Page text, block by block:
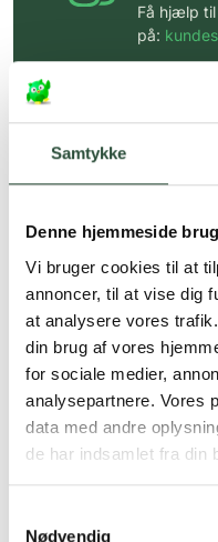
Samtykke
Denne hjemmeside
Vi bruger cookies til at
annoncer, til at vise dig
at analysere vores
din brug af vores
for sociale medier,
analysepartnere. Vores
data med andre
de har indsamlet fra din
Nødvendig
Få hjælp
på:
Hurtig
Hurtigt
Faste
Stort
Vi
cremer,
produkter
Læs mere